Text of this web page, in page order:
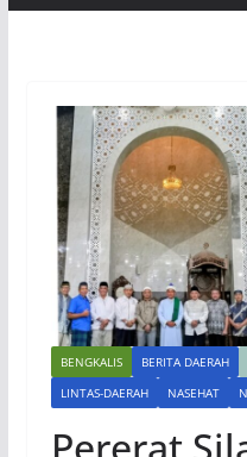
BENGKALIS BERITA DAERAH
LINTAS-DAERAH
NASEHAT